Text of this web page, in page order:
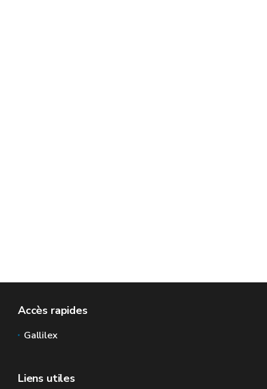
Accès rapides
Gallilex
Liens utiles